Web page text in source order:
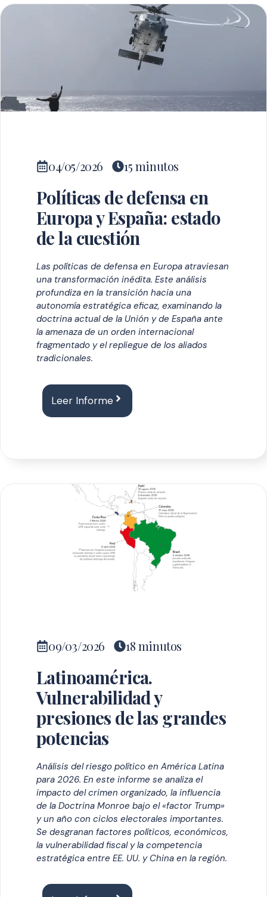
04/05/2026 15 minutos
Políticas de defensa en
Europa y España: estado
de la cuestión
Las políticas de defensa en Europa atraviesan
una transformación inédita. Este análisis
profundiza en la transición hacia una
autonomía estratégica eficaz, examinando la
doctrina actual de la Unión y de España ante
la amenaza de un orden internacional
fragmentado y el repliegue de los aliados
tradicionales.
Leer Informe
09/03/2026 18 minutos
Latinoamérica.
Vulnerabilidad y
presiones de las grandes
potencias
Análisis del riesgo político en América Latina
para 2026. En este informe se analiza el
impacto del crimen organizado, la influencia
de la Doctrina Monroe bajo el «factor Trump»
y un año con ciclos electorales importantes.
Se desgranan factores políticos, económicos,
la vulnerabilidad fiscal y la competencia
estratégica entre EE. UU. y China en la región.